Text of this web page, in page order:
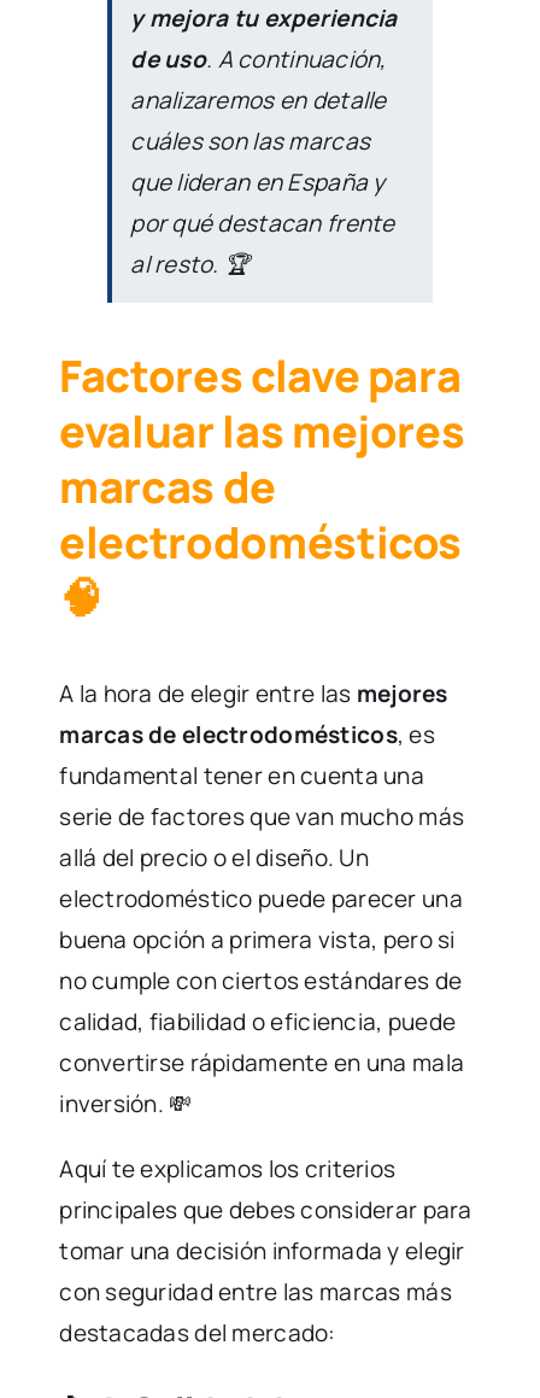
y mejora tu experiencia
de uso. A continuación,
analizaremos en detalle
cuáles son las marcas
que lideran en España y
por qué destacan frente
al resto. 🏆
Factores clave para
evaluar las mejores
marcas de
electrodomésticos
🧠
A la hora de elegir entre las mejores
marcas de electrodomésticos, es
fundamental tener en cuenta una
serie de factores que van mucho más
allá del precio o el diseño. Un
electrodoméstico puede parecer una
buena opción a primera vista, pero si
no cumple con ciertos estándares de
calidad, fiabilidad o eficiencia, puede
convertirse rápidamente en una mala
inversión. 💸
Aquí te explicamos los criterios
principales que debes considerar para
tomar una decisión informada y elegir
con seguridad entre las marcas más
destacadas del mercado: